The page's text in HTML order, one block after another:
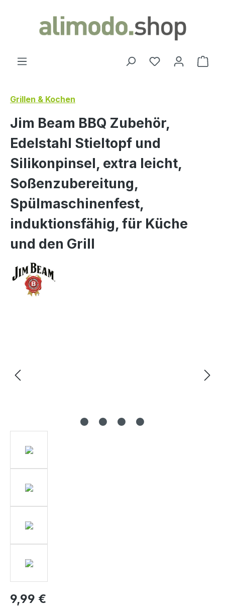
Grillen & Kochen
Jim Beam BBQ Zubehör,
Edelstahl Stieltopf und
Silikonpinsel, extra leicht,
Soßenzubereitung,
Spülmaschinenfest,
induktionsfähig, für Küche
und den Grill
9,99 €